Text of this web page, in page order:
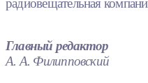
радиовещательная
Главный редактор
А. А. Филипповский